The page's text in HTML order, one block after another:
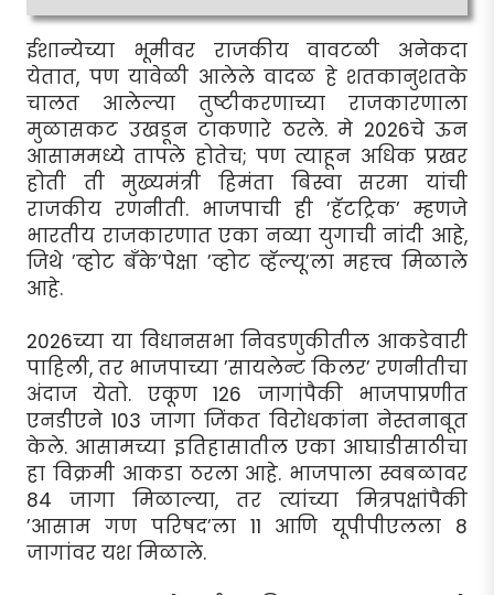
ईशान्येच्या भूमीवर राजकीय वावटळी अनेकदा
येतात, पण यावेळी आलेले वादळ हे शतकानुशतके
चालत आलेल्या तुष्टीकरणाच्या राजकारणाला
मुळासकट उखडून टाकणारे ठरले. मे 2026चे ऊन
आसाममध्ये तापले होतेच; पण त्याहून अधिक प्रखर
होती ती मुख्यमंत्री हिमंता बिस्वा सरमा यांची
राजकीय रणनीती. भाजपाची ही ’हॅटट्रिक’ म्हणजे
भारतीय राजकारणात एका नव्या युगाची नांदी आहे,
जिथे ’व्होट बँके’पेक्षा ’व्होट व्हॅल्यू’ला महत्त्व मिळाले
आहे.
2026च्या या विधानसभा निवडणुकीतील आकडेवारी
पाहिली, तर भाजपाच्या ’सायलेन्ट किलर’ रणनीतीचा
अंदाज येतो. एकूण 126 जागांपैकी भाजपाप्रणीत
एनडीएने 103 जागा जिंकत विरोधकांना नेस्तनाबूत
केले. आसामच्या इतिहासातील एका आघाडीसाठीचा
हा विक्रमी आकडा ठरला आहे. भाजपाला स्वबळावर
84 जागा मिळाल्या, तर त्यांच्या मित्रपक्षांपैकी
’आसाम गण परिषद’ला 11 आणि यूपीपीएलला 8
जागांवर यश मिळाले.